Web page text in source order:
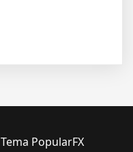
Tema PopularFX